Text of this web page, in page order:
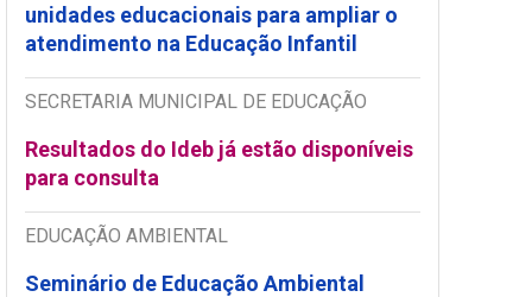
unidades educacionais para ampliar o
atendimento na Educação Infantil
SECRETARIA MUNICIPAL DE EDUCAÇÃO
Resultados do Ideb já estão disponíveis
para consulta
EDUCAÇÃO AMBIENTAL
Seminário de Educação Ambiental